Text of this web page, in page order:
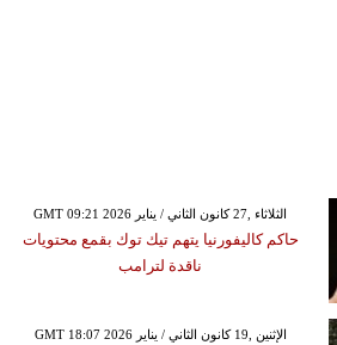
GMT 09:21 2026 الثلاثاء ,27 كانون الثاني / يناير
حاكم كاليفورنيا يتهم تيك توك بقمع محتويات
ناقدة لترامب
GMT 18:07 2026 الإثنين ,19 كانون الثاني / يناير